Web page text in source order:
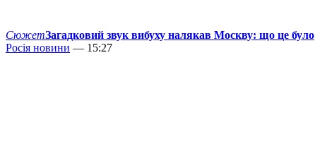
СюжетЗагадковий звук вибуху налякав Москву: що це було
Росія новини — 15:27